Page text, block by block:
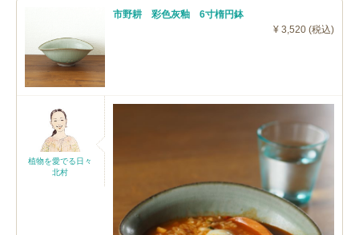
市野耕 彩色灰釉 6寸楕円鉢
¥ 3,520 (税込)
植物を愛でる日々
北村